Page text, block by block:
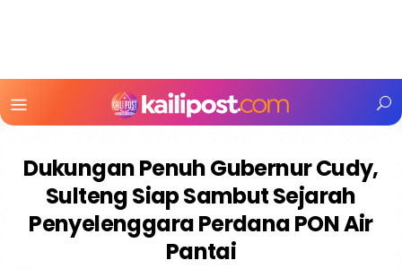
Mobile
Dukungan Penuh Gubernur Cudy,
Sulteng Siap Sambut Sejarah
Penyelenggara Perdana PON Air
Pantai